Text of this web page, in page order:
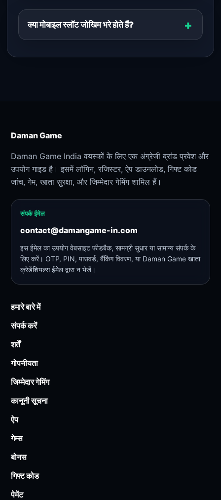
क्या मोबाइल स्लॉट जोखिम भरे होते हैं?
Daman Game
Daman Game India वयस्कों के लिए एक अंग्रेजी ब्रांड प्रवेश और
उपयोग गाइड है। इसमें लॉगिन, रजिस्टर, ऐप डाउनलोड, गिफ्ट कोड
जांच, गेम, खाता सुरक्षा, और जिम्मेदार गेमिंग शामिल हैं।
संपर्क ईमेल
contact@damangame-in.com
इस ईमेल का उपयोग वेबसाइट फीडबैक, सामग्री सुधार या सामान्य संपर्क के
लिए करें। OTP, PIN, पासवर्ड, बैंकिंग विवरण, या Daman Game खाता
क्रेडेंशियल्स ईमेल द्वारा न भेजें।
हमारे बारे में
संपर्क करें
शर्तें
गोपनीयता
जिम्मेदार गेमिंग
कानूनी सूचना
ऐप
गेम्स
बोनस
गिफ्ट कोड
पेमेंट